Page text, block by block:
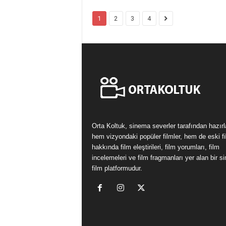
1 2 3 4
Orta Koltuk, sinema severler tarafından
hem vizyondaki popüler filmler, hem de eski
hakkında film eleştirileri, film yorumları, film
incelemeleri ve film fragmanları yer alan bir
film platformudur.